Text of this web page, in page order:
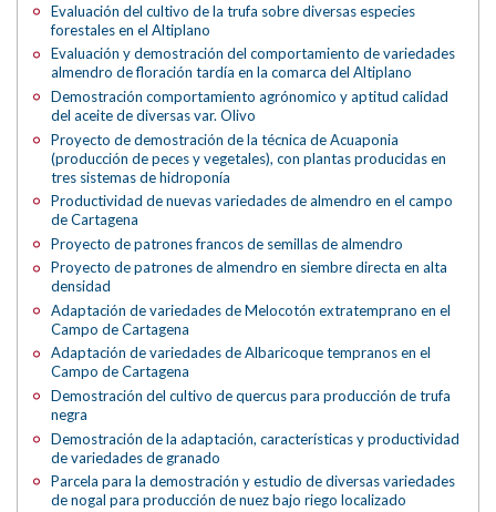
Evaluación del cultivo de la trufa sobre diversas especies
forestales en el Altiplano
Evaluación y demostración del comportamiento de variedades
almendro de floración tardía en la comarca del Altiplano
Demostración comportamiento agrónomico y aptitud calidad
del aceite de diversas var. Olivo
Proyecto de demostración de la técnica de Acuaponia
(producción de peces y vegetales), con plantas producidas en
tres sistemas de hidroponía
Productividad de nuevas variedades de almendro en el campo
de Cartagena
Proyecto de patrones francos de semillas de almendro
Proyecto de patrones de almendro en siembre directa en alta
densidad
Adaptación de variedades de Melocotón extratemprano en el
Campo de Cartagena
Adaptación de variedades de Albaricoque tempranos en el
Campo de Cartagena
Demostración del cultivo de quercus para producción de trufa
negra
Demostración de la adaptación, características y productividad
de variedades de granado
Parcela para la demostración y estudio de diversas variedades
de nogal para producción de nuez bajo riego localizado